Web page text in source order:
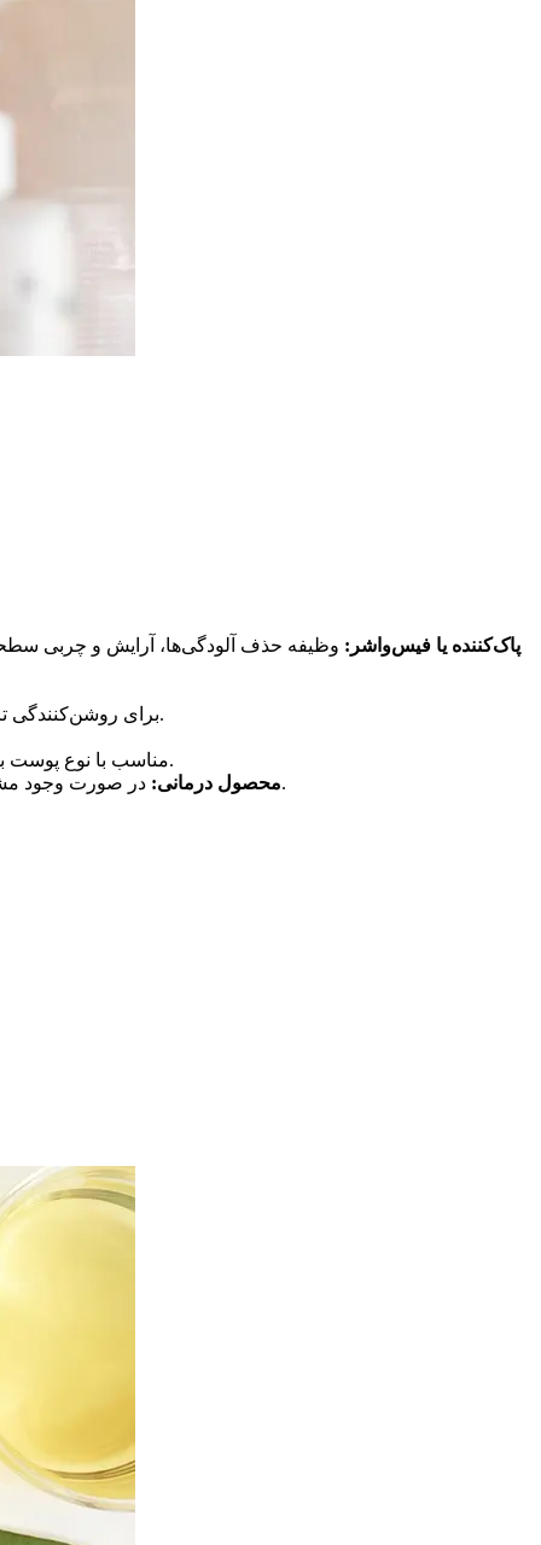
پاک‌کننده یا فیس‌واشر: وظیفه حذف آلودگی‌ها، آرایش و چربی
بسته به نیاز پوست، از سرم‌های ویتامین C برای روشن‌کنندگی تا سرم‌های هیالورونیک اسید برای آبرسانی عمیق استفاده می‌شود.
محافظتی حیاتی در طول روز برای پیشگیری از پیری زودرس، لک‌های سنی و آسیب‌های ناشی از UV. SPF مناسب با نوع پوست باید انتخاب شود.
محصول درمانی:در صورت وجود مشکلات مشخص مانند جوش یا لک، محصولات حاوی سالیسیلیک اسید، نیاسینامید یا رتینول با توصیه پزشک می‌توانند به کار گرفته شوند.